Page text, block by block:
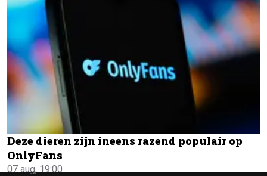
Deze dieren zijn ineens razend populair op
OnlyFans
07 aug, 19:00